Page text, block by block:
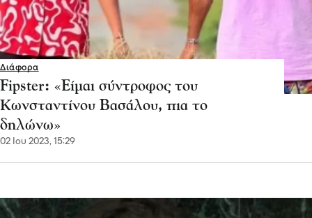
Διάφορα
Fipster: «Είμαι σύντροφος του
Κωνσταντίνου Βασάλου, πια το
δηλώνω»
02 Ιου 2023, 15:29